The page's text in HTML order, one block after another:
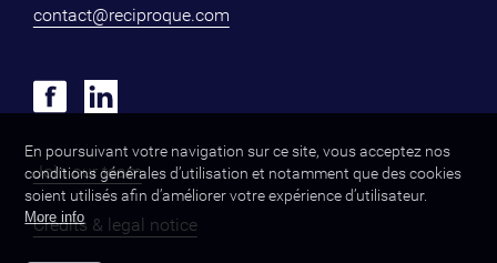
contact@reciproque.com
Join our team
Credits & legal notice
En poursuivant votre navigation sur ce site, vous acceptez nos
conditions générales d’utilisation et notamment que des cookies
soient utilisés afin d’améliorer votre expérience d’utilisateur.
More info